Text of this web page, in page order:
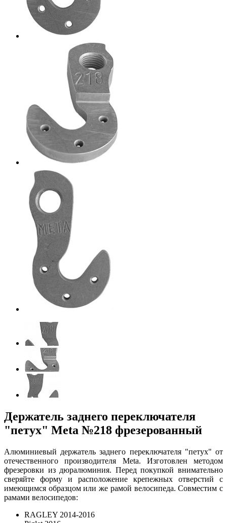
Держатель заднего переключателя
"петух" Meta №218 фрезерованный
Алюминиевый держатель заднего переключателя "петух" от
отечественного производителя Meta. Изготовлен методом
фрезеровки из дюралюминия. Перед покупкой внимательно
сверяйте форму и расположение крепежных отверстий с
имеющимся образцом или же рамой велосипеда. Совместим с
рамами велосипедов:
RAGLEY 2014-2016